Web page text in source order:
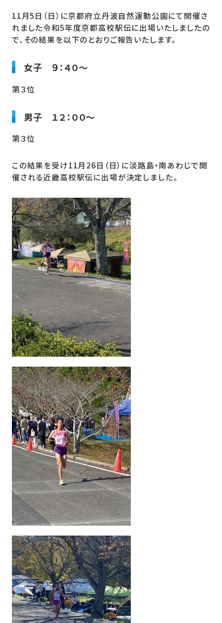
11月5日（日）に京都府立丹波自然運動公園にて開催さ
れました令和5年度京都高校駅伝に出場いたしましたの
で、その結果を以下のとおりご報告いたします。
女子 ９：４０～
第３位
男子 １２：００～
第３位
この結果を受け11月26日（日）に淡路島・南あわじで開
催される近畿高校駅伝に出場が決定しました。